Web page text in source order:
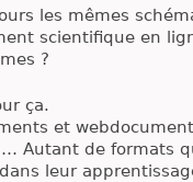
les mêmes
scientifique en
?
ça.
et
Autant de formats
leur